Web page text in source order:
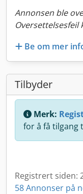
Annonsen ble
Oversettelsesfeil
Be om mer
Tilbyder
Merk:
for å få tilgang
Registrert siden:
58 Annonser på